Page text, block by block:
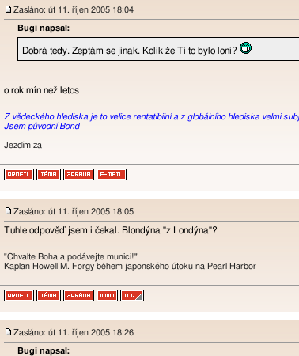
Zasláno: út 11. říjen 2005 18:04
Bugi napsal:
Dobrá tedy. Zeptám se jinak. Kolik že Ti to bylo loni?
o rok mín než letos
Z vědeckého hlediska je to velice rentatibilní a z globálního hlediska velmi
Jsem původní Bond
Jezdím za
Zasláno: út 11. říjen 2005 18:05
Tuhle odpověď jsem i čekal. Blondýna "z Londýna"?
"Chvalte Boha a podávejte munici!"
Kaplan Howell M. Forgy během japonského útoku na Pearl Harbor
Zasláno: út 11. říjen 2005 18:26
Bugi napsal: